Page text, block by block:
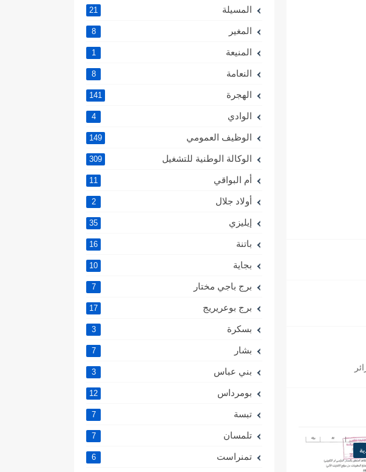
المسيلة 21
المغير 8
المنيعة 1
النعامة 8
الهجرة 141
الوادي 4
الوظيف العمومي 149
الوكالة الوطنية للتشغيل 309
أم البواقي 11
أولاد جلال 2
إيليزي 35
باتنة 16
بجاية 10
برج باجي مختار 7
برج بوعريريج 17
بسكرة 3
بشار 7
بني عباس 3
بومرداس 12
تبسة 7
تلمسان 7
تمنراست 6